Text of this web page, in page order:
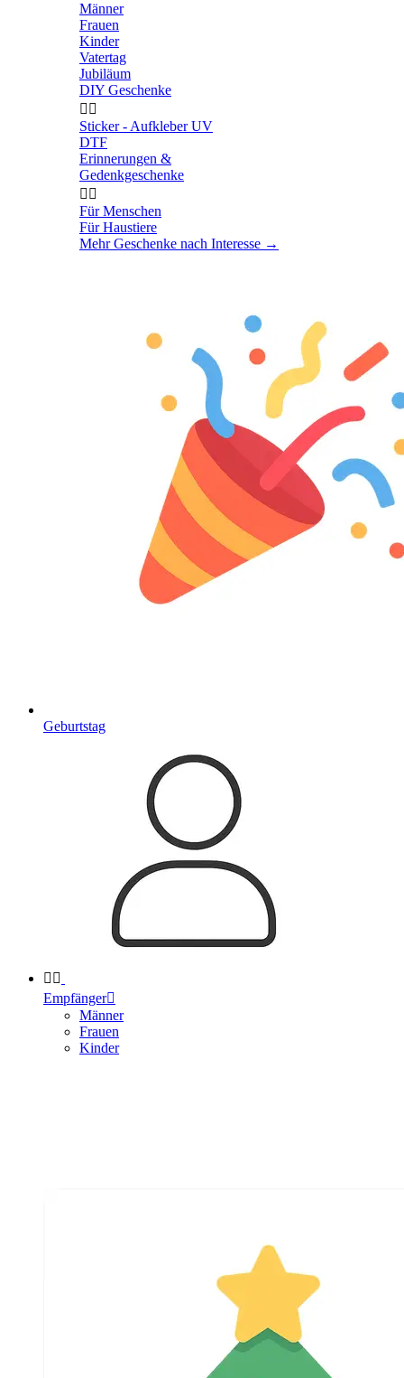
Männer
Frauen
Kinder
Vatertag
Jubiläum
DIY Geschenke
 
Sticker - Aufkleber UV
DTF
Erinnerungen &
Gedenkgeschenke
 
Für Menschen
Für Haustiere
Mehr Geschenke nach Interesse →
Geburtstag
 
Empfänger
Männer
Frauen
Kinder